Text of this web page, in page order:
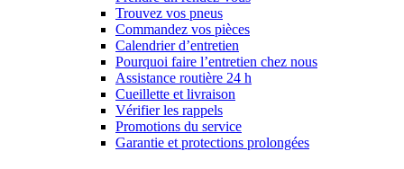
Trouvez vos pneus
Commandez vos pièces
Calendrier d’entretien
Pourquoi faire l’entretien chez nous
Assistance routière 24 h
Cueillette et livraison
Vérifier les rappels
Promotions du service
Garantie et protections prolongées